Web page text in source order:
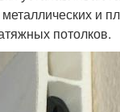
и
потолков.